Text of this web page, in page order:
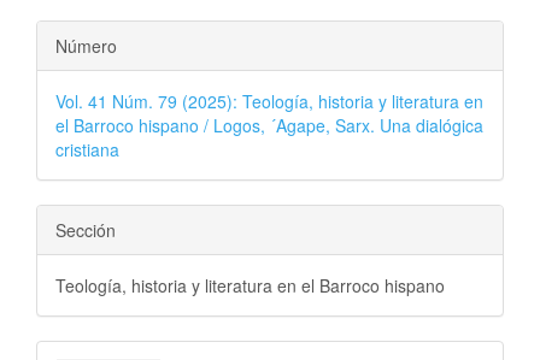
Número
Vol. 41 Núm. 79 (2025): Teología, historia y literatura en
el Barroco hispano / Logos, ´Agape, Sarx. Una dialógica
cristiana
Sección
Teología, historia y literatura en el Barroco hispano